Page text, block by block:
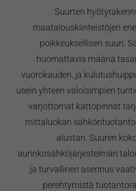
Suurten
maatalouskiinteistöjen
poikkeuksellisen suuri.
huomattavia määriä
vuorokauden, ja
usein yhteen valoisimpien
varjottomat kattopinnat
mittaluokan
alustan. Suuren
aurinkosähköjärjestelmän
ja turvallinen asennus
perehtymistä